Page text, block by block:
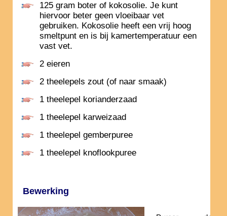
125 gram boter of kokosolie. Je kunt
hiervoor beter geen vloeibaar vet
gebruiken. Kokosolie heeft een vrij hoog
smeltpunt en is bij kamertemperatuur een
vast vet.
2 eieren
2 theelepels zout (of naar smaak)
1 theelepel korianderzaad
1 theelepel karweizaad
1 theelepel gemberpuree
1 theelepel knoflookpuree
Bewerking